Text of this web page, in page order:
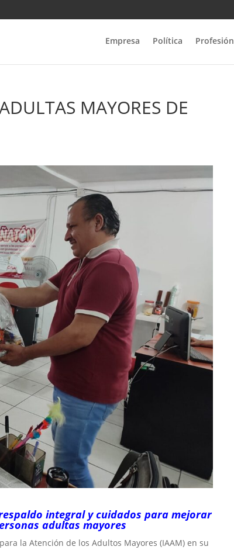
Empresa Política Profesión
MAYORES DE
integral y cuidados para mejorar
adultas mayores
la Atención de los Adultos Mayores (IAAM) en su